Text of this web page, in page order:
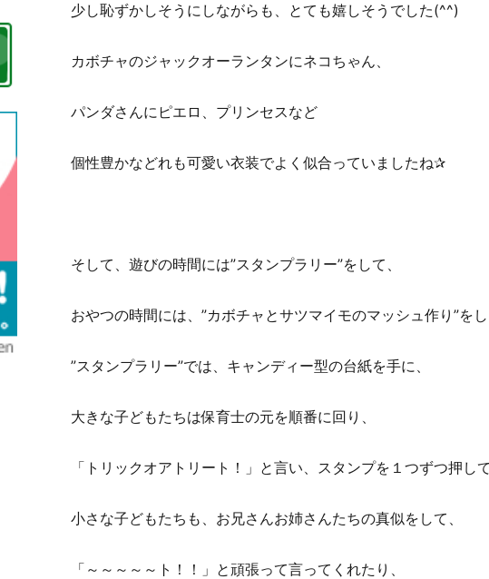
少し恥ずかしそうにしながらも、とても嬉しそうでした(^^)
カボチャのジャックオーランタンにネコちゃん、
パンダさんにピエロ、プリンセスなど
個性豊かなどれも可愛い衣装でよく似合っていましたね✰
そして、遊びの時間には”スタンプラリー”をして、
おやつの時間には、”カボチャとサツマイモのマッシュ作り”を
”スタンプラリー”では、キャンディー型の台紙を手に、
大きな子どもたちは保育士の元を順番に回り、
「トリックオアトリート！」と言い、スタンプを１つずつ押し
小さな子どもたちも、お兄さんお姉さんたちの真似をして、
「～～～～～ト！！」と頑張って言ってくれたり、